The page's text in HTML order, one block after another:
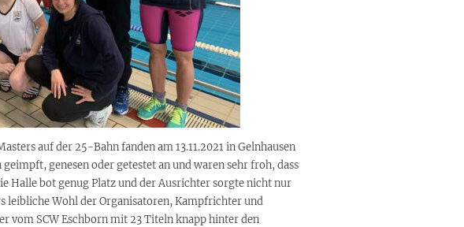
auf der 25-Bahn fanden am 13.11.2021 in Gelnhausen
genesen oder getestet an und waren sehr froh, dass
Halle bot genug Platz und der Ausrichter sorgte nicht nur
leibliche Wohl der Organisatoren, Kampfrichter und
vom SCW Eschborn mit 23 Titeln knapp hinter den